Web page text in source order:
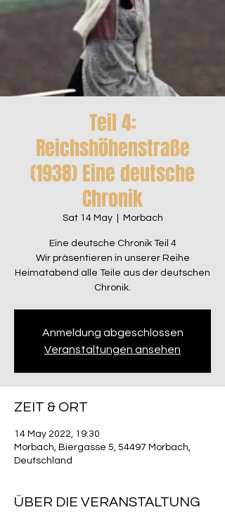
Teil 4:
Reichshöhenstraße
(1938) Eine deutsche
Chronik
Sat 14 May
  |
Morbach
Eine deutsche Chronik Teil 4
Wir präsentieren in unserer Reihe
Heimatabend alle Teile aus der deutschen
Chronik.
Anmeldung abgeschlossen
Veranstaltungen ansehen
ZEIT & ORT
14 May 2022, 19:30
Morbach, Biergasse 5, 54497 Morbach,
Deutschland
ÜBER DIE VERANSTALTUNG